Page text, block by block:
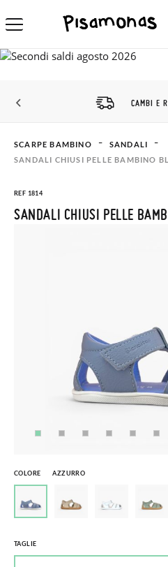
CAMBI E
SCARPE BAMBINO
SANDALI
SANDALI CHIUSI PELLE BAMBINO
REF 1814
SANDALI CHIUSI PELLE
COLORE AZZURRO
TAGLIE